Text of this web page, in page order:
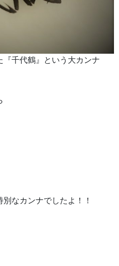
『千代鶴』という大カンナ
なカンナでしたよ！！